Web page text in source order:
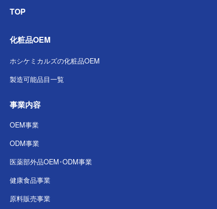
TOP
化粧品OEM
ホシケミカルズの化粧品OEM
製造可能品目一覧
事業内容
OEM事業
ODM事業
医薬部外品OEM･ODM事業
健康食品事業
原料販売事業